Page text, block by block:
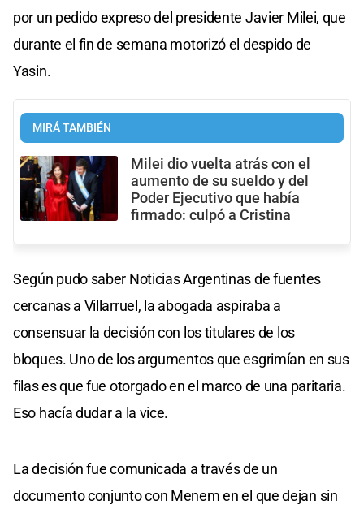
por un pedido expreso del presidente Javier Milei, que
durante el fin de semana motorizó el despido de
Yasin.
MIRÁ TAMBIÉN
Milei dio vuelta atrás con el
aumento de su sueldo y del
Poder Ejecutivo que había
firmado: culpó a Cristina
Según pudo saber Noticias Argentinas de fuentes
cercanas a Villarruel, la abogada aspiraba a
consensuar la decisión con los titulares de los
bloques. Uno de los argumentos que esgrimían en sus
filas es que fue otorgado en el marco de una paritaria.
Eso hacía dudar a la vice.
La decisión fue comunicada a través de un
documento conjunto con Menem en el que dejan sin